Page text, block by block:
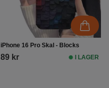
iPhone 16 Pro Skal - Blocks
89 kr I LAGER